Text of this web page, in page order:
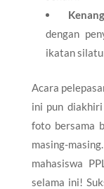
dengan
ikatan
​Acara
ini pun
foto bersama
masing-
mahasiswa
selama ini!